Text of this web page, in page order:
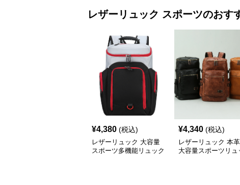
レザーリュック スポーツのおす
¥4,380 (税込)
レザーリュック 大容量
スポーツ多機能リュック
¥4,340 (税込)
レザーリュック 本
大容量スポーツリュ